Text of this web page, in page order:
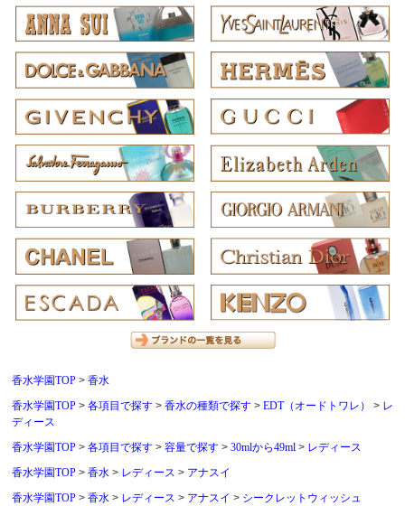
香水学園TOP
香水
香水学園TOP
各項目で探す 香水の種類で探す EDT（オードトワレ）
レ
ディース
香水学園TOP
各項目で探す 容量で探す 30mlから49ml
レディース
香水学園TOP
香水 レディース
アナスイ
香水学園TOP
香水 レディース アナスイ シークレットウィッシュ